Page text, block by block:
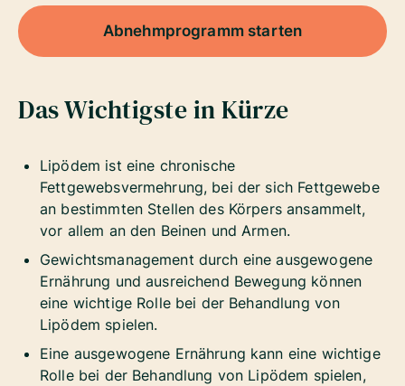
Abnehmprogramm starten
Das Wichtigste in Kürze
Lipödem ist eine chronische
Fettgewebsvermehrung, bei der sich Fettgewebe
an bestimmten Stellen des Körpers ansammelt,
vor allem an den Beinen und Armen.
Gewichtsmanagement durch eine ausgewogene
Ernährung und ausreichend Bewegung können
eine wichtige Rolle bei der Behandlung von
Lipödem spielen.
Eine ausgewogene Ernährung kann eine wichtige
Rolle bei der Behandlung von Lipödem spielen,